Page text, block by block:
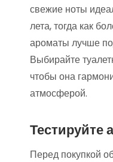
свежие ноты
лета, тогда как
ароматы лучше
Выбирайте
чтобы она
атмосферой.
Тестируйте
Перед покупкой